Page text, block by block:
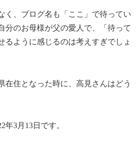
く、ブログ名も「ここ」で待ってい
分のお母様が父の愛人で、「待って
るように感じるのは考えすぎでしょ
在住となった時に、高見さんはどう
年3月13日です。